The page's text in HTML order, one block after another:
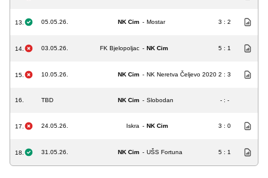
13. 05.05.26. NK Cim - Mostar 3 : 2
14. 03.05.26. FK Bjelopoljac - NK Cim 5 : 1
15. 10.05.26. NK Cim - NK Neretva Čeljevo 2020 2 : 3
16. TBD NK Cim - Slobodan - : -
17. 24.05.26. Iskra - NK Cim 3 : 0
18. 31.05.26. NK Cim - UŠS Fortuna 5 : 1